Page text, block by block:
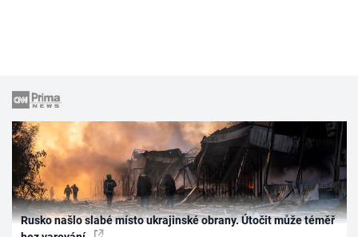
Rusko našlo slabé místo ukrajinské obrany. Útočit může téměř